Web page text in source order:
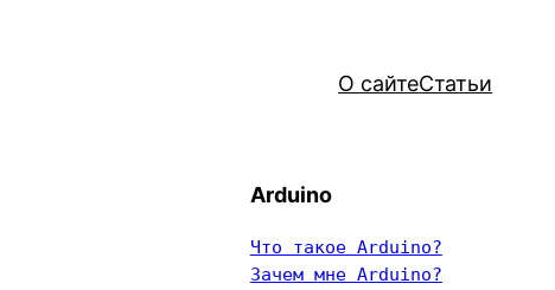
О сайтеСтатьи
Arduino
Что такое Arduino?
Зачем мне Arduino?